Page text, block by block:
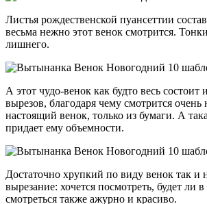
Листья рождественской пуансеттии
весьма нежно этот венок смотрится.
лишнего.
А этот чудо-венок как будто весь состоит
вырезов, благодаря чему смотрится
настоящий венок, только из бумаги. А
придает ему объемности.
Достаточно хрупкий по виду венок так и
вырезание: хочется посмотреть, будет ли
смотреться также ажурно и красиво.